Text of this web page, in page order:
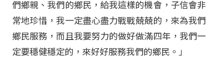
們鄉親、我們的鄉民，給我這樣的機會，子信會非
常地珍惜，我一定盡心盡力戰戰兢兢的，來為我們
鄉民服務，而且我要努力的做好做滿四年，我們一
定要穩健穩定的，來好好服務我們的鄉民。」